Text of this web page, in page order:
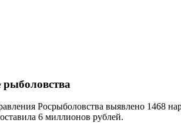
рыболовства
Росрыболовства выявлено 1468
6 миллионов рублей.